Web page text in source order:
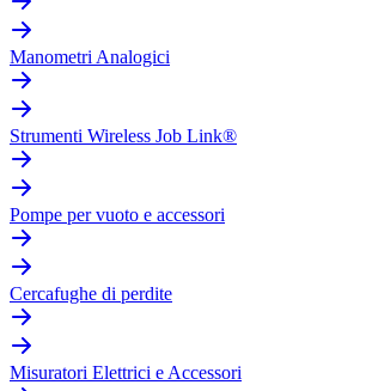
Manometri Analogici
Strumenti Wireless Job Link®
Pompe per vuoto e accessori
Cercafughe di perdite
Misuratori Elettrici e Accessori